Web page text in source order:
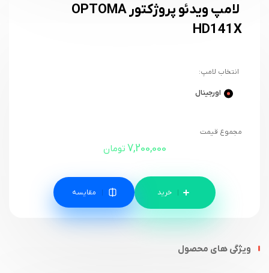
لامپ ویدئو پروژکتور OPTOMA
HD141X
انتخاب لامپ:
اورجینال
مجموع قیمت
7,200,000 تومان
مقایسه
ویژگی های محصول